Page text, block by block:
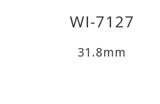
WI-7127
31.8mm